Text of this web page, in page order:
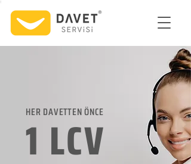
HER DAVETTEN ÖNCE
1 LCV